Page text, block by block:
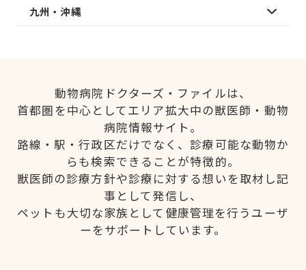
九州・沖縄
動物病院ドクターズ・ファイルは、
首都圏を中心としてエリア拡大中の獣医師・動物
病院情報サイト。
路線・駅・行政区だけでなく、診療可能な動物か
らも検索できることが特徴的。
獣医師の診療方針や診療に対する想いを取材し記
事として発信し、
ペットも大切な家族として健康管理を行うユーザ
ーをサポートしています。